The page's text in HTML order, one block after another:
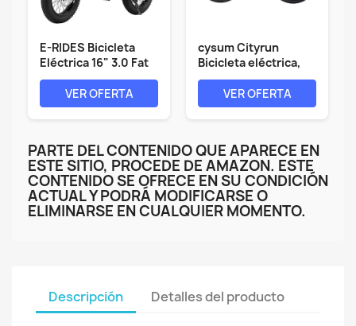
E-RIDES Bicicleta
Eléctrica 16" 3.0 Fat
Tire,...
VER OFERTA
cysum Cityrun
Bicicleta eléctrica,
26'' City...
VER OFERTA
PARTE DEL CONTENIDO QUE APARECE EN
ESTE SITIO, PROCEDE DE AMAZON. ESTE
CONTENIDO SE OFRECE EN SU CONDICIÓN
ACTUAL Y PODRÁ MODIFICARSE O
ELIMINARSE EN CUALQUIER MOMENTO.
Descripción Detalles del producto